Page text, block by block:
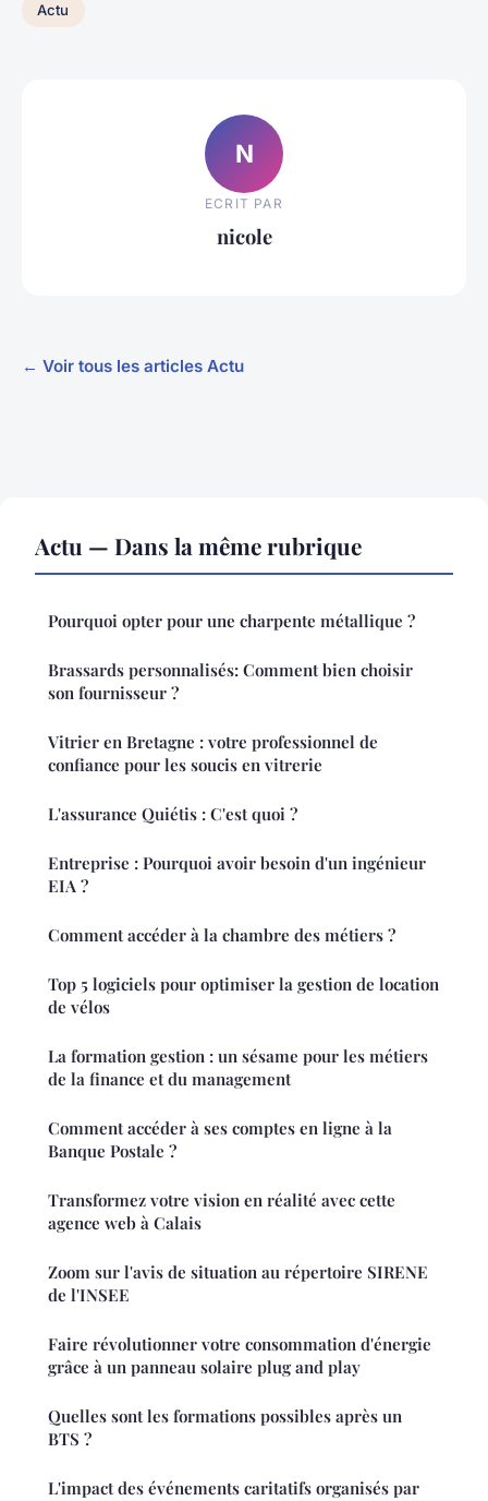
Actu
N
ECRIT PAR
nicole
← Voir tous les articles Actu
Actu — Dans la même rubrique
Pourquoi opter pour une charpente métallique ?
Brassards personnalisés: Comment bien choisir
son fournisseur ?
Vitrier en Bretagne : votre professionnel de
confiance pour les soucis en vitrerie
L'assurance Quiétis : C'est quoi ?
Entreprise : Pourquoi avoir besoin d'un ingénieur
EIA ?
Comment accéder à la chambre des métiers ?
Top 5 logiciels pour optimiser la gestion de location
de vélos
La formation gestion : un sésame pour les métiers
de la finance et du management
Comment accéder à ses comptes en ligne à la
Banque Postale ?
Transformez votre vision en réalité avec cette
agence web à Calais
Zoom sur l'avis de situation au répertoire SIRENE
de l'INSEE
Faire révolutionner votre consommation d'énergie
grâce à un panneau solaire plug and play
Quelles sont les formations possibles après un
BTS ?
L'impact des événements caritatifs organisés par